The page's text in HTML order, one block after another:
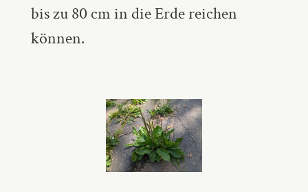
bis zu 80 cm in die Erde reichen
können.